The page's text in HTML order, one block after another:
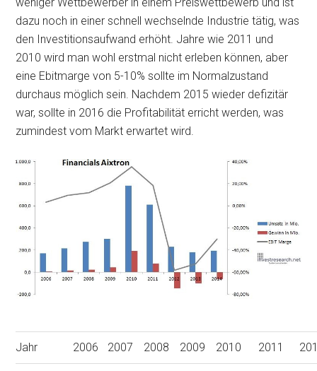
dazu noch in einer schnell wechselnde Industrie tätig, was
den Investitionsaufwand erhöht. Jahre wie 2011 und
2010 wird man wohl erstmal nicht erleben können, aber
eine Ebitmarge von 5-10% sollte im Normalzustand
durchaus möglich sein. Nachdem 2015 wieder defizitär
war, sollte in 2016 die Profitabilität erricht werden, was
zumindest vom Markt erwartet wird.
Jahr 2006 2007 2008 2009 2010 2011